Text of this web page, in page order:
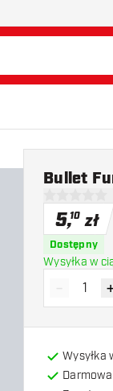
0 gwiazdki
Bullet
5,10 zł
Dostępny
Wysyłka w
Zmniejsz
-
Wysyłka